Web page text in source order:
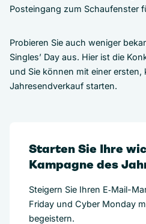
Posteingang zum Schaufenster
Probieren Sie auch weniger
Singles’ Day aus. Hier ist die
und Sie können mit einer ersten,
Jahresendverkauf starten.
Starten Sie Ihre
Kampagne des
Steigern Sie Ihren E‑Mail-
Friday und Cyber Monday
begeistern.